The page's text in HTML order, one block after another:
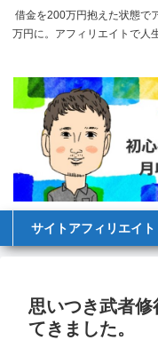
借金を200万円抱えた状態で
万円に。アフィリエイトで人
サイトアフィリエイト
思いつき武者
てきました。